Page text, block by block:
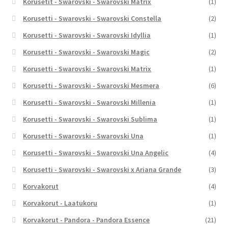
Korusetti - Swarovski - Swarovski Constella
(2)
Korusetti - Swarovski - Swarovski Idyllia
(1)
Korusetti - Swarovski - Swarovski Magic
(2)
Korusetti - Swarovski - Swarovski Matrix
(1)
Korusetti - Swarovski - Swarovski Mesmera
(6)
Korusetti - Swarovski - Swarovski Millenia
(1)
Korusetti - Swarovski - Swarovski Sublima
(1)
Korusetti - Swarovski - Swarovski Una
(1)
Korusetti - Swarovski - Swarovski Una Angelic
(4)
Korusetti - Swarovski - Swarovski x Ariana Grande
(3)
Korvakorut
(4)
Korvakorut - Laatukoru
(1)
Korvakorut - Pandora - Pandora Essence
(21)